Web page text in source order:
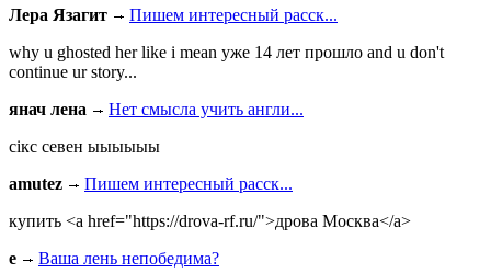
Лера Язагит
Пишем интересный расск...
why u ghosted her like i mean уже 14 лет прошло and u don't
continue ur story...
янач лена
Нет смысла учить англи...
сiкс севен ыыыыыы
amutez
Пишем интересный расск...
купить <a href="https://drova-rf.ru/">дрова Москва</a>
e
Ваша лень непобедима?